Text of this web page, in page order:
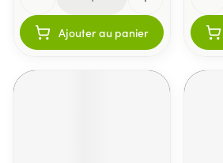
Ajouter au panier